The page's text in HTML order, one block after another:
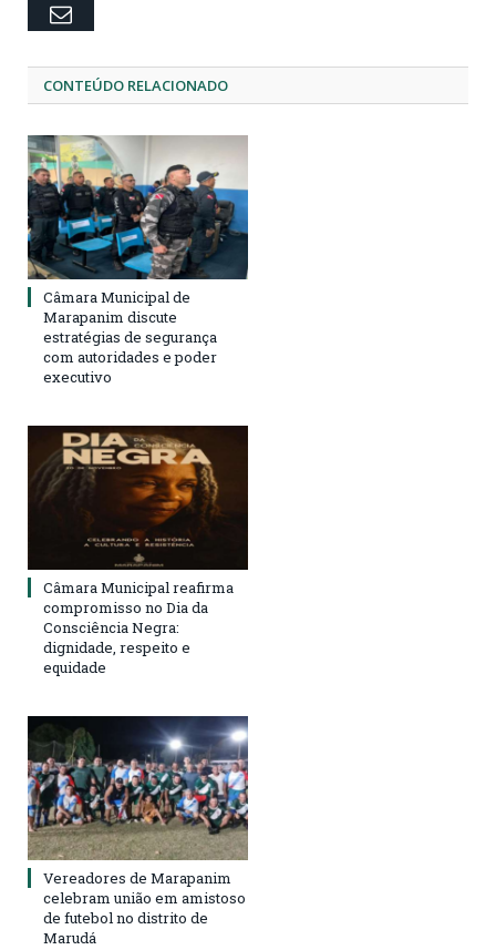
Email
CONTEÚDO RELACIONADO
Câmara Municipal de
Marapanim discute
estratégias de segurança
com autoridades e poder
executivo
Câmara Municipal reafirma
compromisso no Dia da
Consciência Negra:
dignidade, respeito e
equidade
Vereadores de Marapanim
celebram união em amistoso
de futebol no distrito de
Marudá